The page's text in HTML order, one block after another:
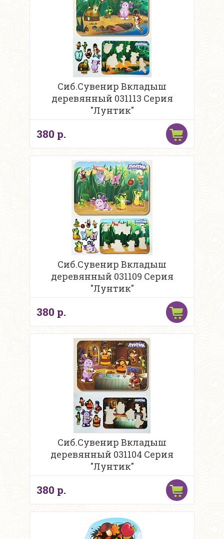
Сиб.Сувенир Вкладыш
деревянный 031113 Серия
"Лунтик"
380 р.
Сиб.Сувенир Вкладыш
деревянный 031109 Серия
"Лунтик"
380 р.
Сиб.Сувенир Вкладыш
деревянный 031104 Серия
"Лунтик"
380 р.